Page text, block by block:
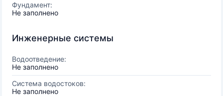
Фундамент:
Не заполнено
Инженерные системы
Водоотведение:
Не заполнено
Система водостоков:
Не заполнено